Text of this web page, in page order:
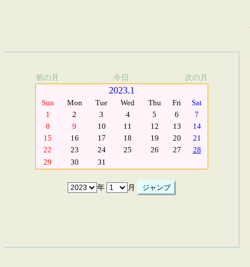
前の月 今日 次の月
2023.1
Sun Mon Tue Wed Thu Fri
Sat
1
2 3 4 5 6
7
8
9 10 11 12 13
14
15
16 17 18 19 20
21
22
23 24 25 26 27
28
29
30 31
年 月